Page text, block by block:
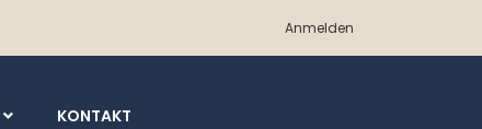
Anmelden
KONTAKT